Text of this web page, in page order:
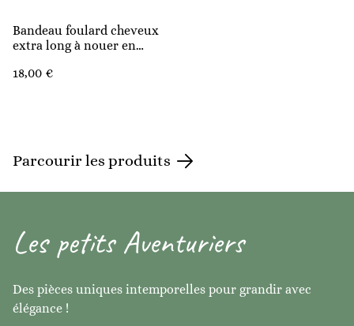
Bandeau foulard cheveux
extra long à nouer en
18,00 €
Parcourir les produits
Les petits Aventuriers
Des pièces uniques intemporelles pour grandir avec
élégance !